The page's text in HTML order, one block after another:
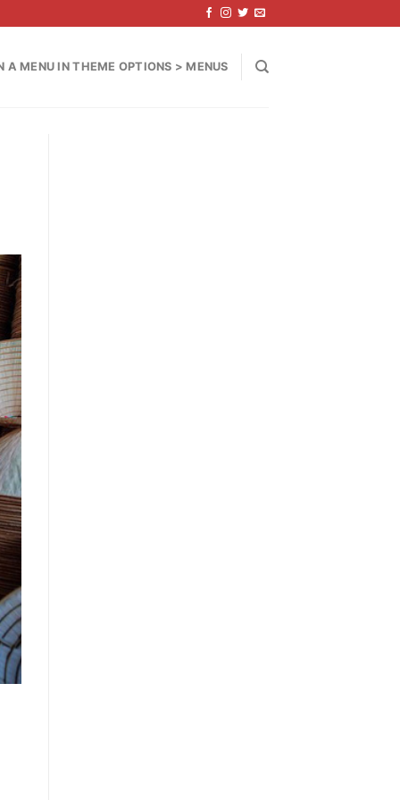
A MENU IN THEME OPTIONS > MENUS